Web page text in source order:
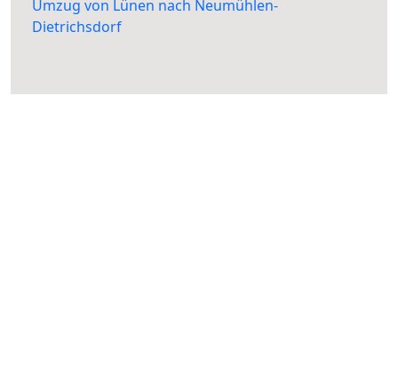
Umzug von Lünen nach Neumühlen-
Dietrichsdorf